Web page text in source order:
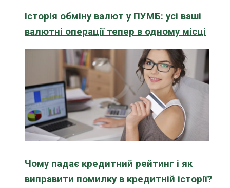
Історія обміну валют у ПУМБ: усі ваші
валютні операції тепер в одному місці
Чому падає кредитний рейтинг і як
виправити помилку в кредитній історії?